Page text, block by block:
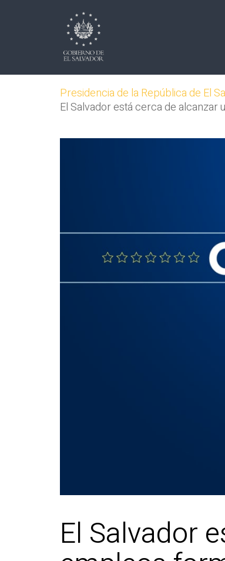
Presidencia de la República de El
El Salvador está cerca de
El Salvador